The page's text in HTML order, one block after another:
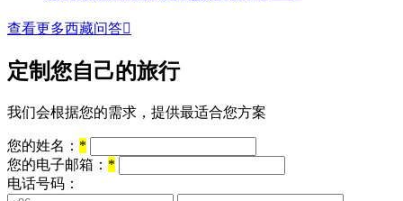
查看更多西藏问答
定制您自己的旅行
我们会根据您的需求，提供最适合您方案
您的姓名： *
您的电子邮箱： *
电话号码：